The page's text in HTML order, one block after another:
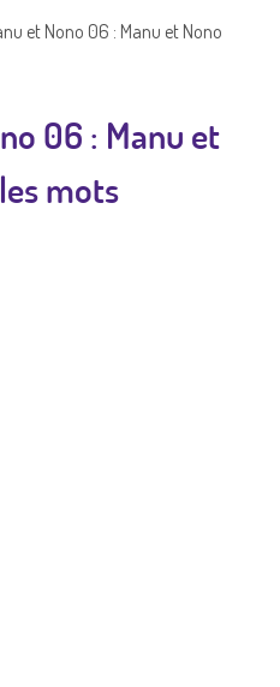
et Nono 06 : Manu et Nono
06 : Manu et
mots